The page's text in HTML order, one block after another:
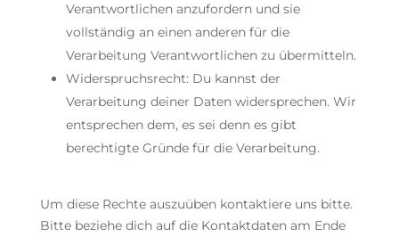
Verantwortlichen anzufordern und sie
vollständig an einen anderen für die
Verarbeitung Verantwortlichen zu übermitteln.
Widerspruchsrecht: Du kannst der
Verarbeitung deiner Daten widersprechen. Wir
entsprechen dem, es sei denn es gibt
berechtigte Gründe für die Verarbeitung.
Um diese Rechte auszuüben kontaktiere uns bitte.
Bitte beziehe dich auf die Kontaktdaten am Ende